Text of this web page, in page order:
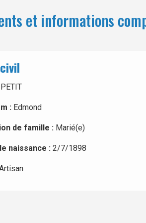
et informations
PETIT
: Edmond
de famille : Marié(e)
naissance : 2/7/1898